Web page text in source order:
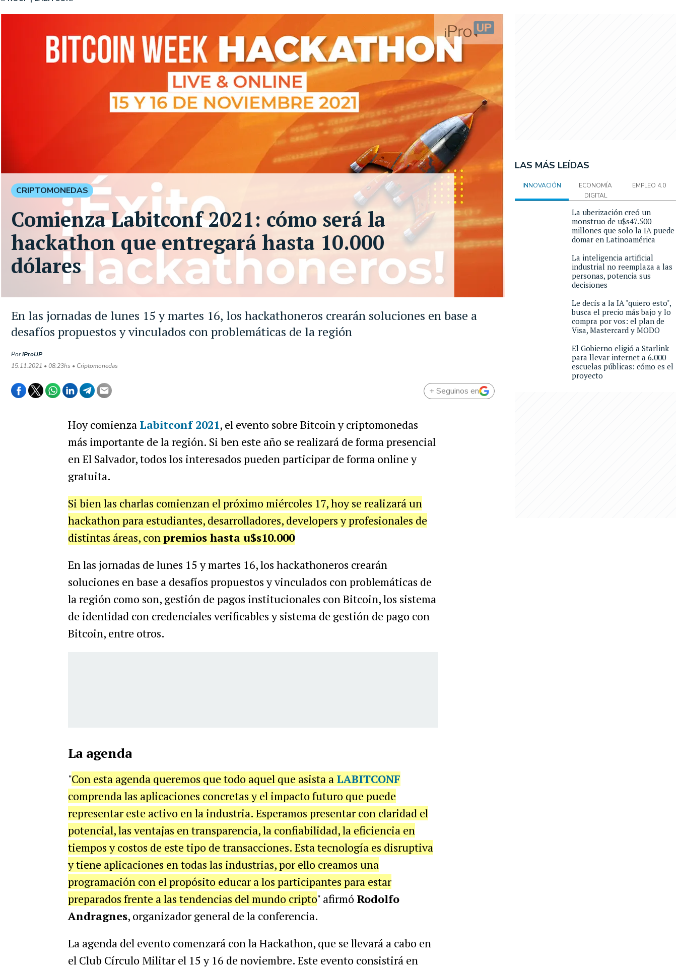
En las jornadas de lunes 15 y martes 16, los hackathoneros crearán soluciones en base a
desafíos propuestos y vinculados con problemáticas de la región
PoriProUP
15.11.2021 • 08:23hs • Criptomonedas
CRIPTOMONEDAS
Comienza Labitconf 2021: cómo será la
hackathon que entregará hasta 10.000
dólares
+ Seguinos en
Hoy comienza Labitconf 2021, el evento sobre Bitcoin y criptomonedas
más importante de la región. Si ben este año se realizará de forma presencial
en El Salvador, todos los interesados pueden participar de forma online y
gratuita.
Si bien las charlas comienzan el próximo miércoles 17, hoy se realizará un
hackathon para estudiantes, desarrolladores, developers y profesionales de
distintas áreas, conpremios hasta u$s10.000
En las jornadas de lunes 15 y martes 16, los hackathoneros crearán
soluciones en base a desafíos propuestos y vinculados con problemáticas de
la región como son, gestión de pagos institucionales con Bitcoin, los sistema
de identidad con credenciales verificables y sistema de gestión de pago con
Bitcoin, entre otros.
La agenda
"Con esta agenda queremos que todo aquel que asista a LABITCONF
comprenda las aplicaciones concretas y el impacto futuro que puede
representar este activo en la industria. Esperamos presentar con claridad el
potencial, las ventajas en transparencia, la confiabilidad, la eficiencia en
tiempos y costos de este tipo de transacciones. Esta tecnología es disruptiva
y tiene aplicaciones en todas las industrias, por ello creamos una
programación con el propósito educar a los participantes para estar
preparados frente a las tendencias del mundo cripto" afirmó Rodolfo
Andragnes, organizador general de la conferencia.
La agenda del evento comenzará con la Hackathon, que se llevará a cabo en
el Club Círculo Militar el 15 y 16 de noviembre. Este evento consistirá en
LAS MÁS LEÍDAS
INNOVACIÓN
ECONOMÍA
DIGITAL
EMPLEO 4.0
La uberización creó un
monstruo de u$s47.500
millones que solo la IA puede
domar en Latinoamérica
La inteligencia artificial
industrial no reemplaza a las
personas, potencia sus
decisiones
Le decís a la IA "quiero esto",
busca el precio más bajo y lo
compra por vos: el plan de
Visa, Mastercard y MODO
El Gobierno eligió a Starlink
para llevar internet a 6.000
escuelas públicas: cómo es el
proyecto